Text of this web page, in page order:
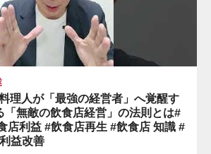
理人が「最強の経営者」へ覚醒す
「無敵の飲食店経営」の法則とは#
店利益 #飲食店再生 #飲食店 知識 #
益改善